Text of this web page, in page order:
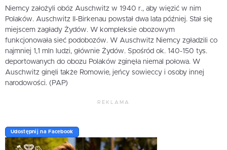
Niemcy założyli obóz Auschwitz w 1940 r., aby więzić w nim
Polaków. Auschwitz II-Birkenau powstał dwa lata później. Stał się
miejscem zagłady Żydów. W kompleksie obozowym
funkcjonowała sieć podobozów. W Auschwitz Niemcy zgładzili co
najmniej 1,1 mln ludzi, głównie Żydów. Spośród ok. 140-150 tys.
deportowanych do obozu Polaków zginęła niemal połowa. W
Auschwitz ginęli także Romowie, jeńcy sowieccy i osoby innej
narodowości. (PAP)
REKLAMA
Udostępnij na Facebook